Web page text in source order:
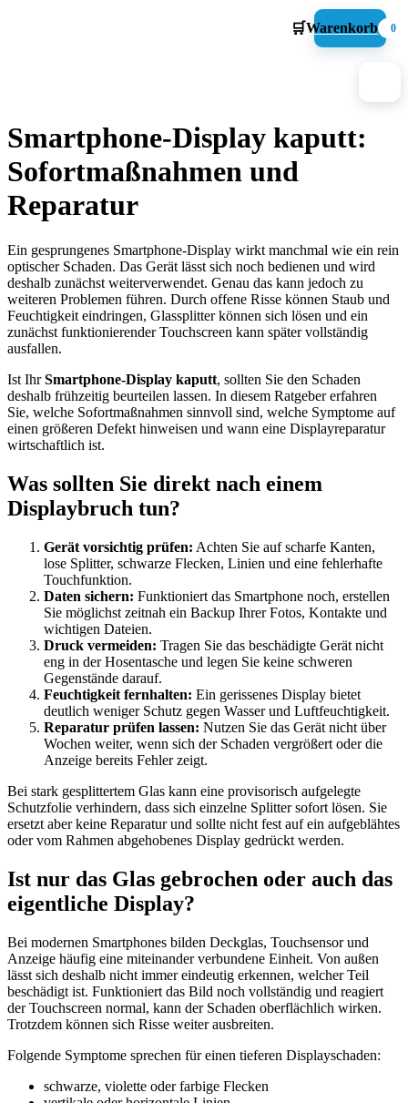
🛒Warenkorb 0
Smartphone-Display kaputt:
Sofortmaßnahmen und
Reparatur
Ein gesprungenes Smartphone-Display wirkt manchmal wie ein rein
optischer Schaden. Das Gerät lässt sich noch bedienen und wird
deshalb zunächst weiterverwendet. Genau das kann jedoch zu
weiteren Problemen führen. Durch offene Risse können Staub und
Feuchtigkeit eindringen, Glassplitter können sich lösen und ein
zunächst funktionierender Touchscreen kann später vollständig
ausfallen.
Ist IhrSmartphone-Display kaputt, sollten Sie den Schaden
deshalb frühzeitig beurteilen lassen. In diesem Ratgeber erfahren
Sie, welche Sofortmaßnahmen sinnvoll sind, welche Symptome auf
einen größeren Defekt hinweisen und wann eine Displayreparatur
wirtschaftlich ist.
Was sollten Sie direkt nach einem
Displaybruch tun?
Gerät vorsichtig prüfen: Achten Sie auf scharfe Kanten,
lose Splitter, schwarze Flecken, Linien und eine fehlerhafte
Touchfunktion.
Daten sichern: Funktioniert das Smartphone noch, erstellen
Sie möglichst zeitnah ein Backup Ihrer Fotos, Kontakte und
wichtigen Dateien.
Druck vermeiden: Tragen Sie das beschädigte Gerät nicht
eng in der Hosentasche und legen Sie keine schweren
Gegenstände darauf.
Feuchtigkeit fernhalten: Ein gerissenes Display bietet
deutlich weniger Schutz gegen Wasser und Luftfeuchtigkeit.
Reparatur prüfen lassen: Nutzen Sie das Gerät nicht über
Wochen weiter, wenn sich der Schaden vergrößert oder die
Anzeige bereits Fehler zeigt.
Bei stark gesplittertem Glas kann eine provisorisch aufgelegte
Schutzfolie verhindern, dass sich einzelne Splitter sofort lösen. Sie
ersetzt aber keine Reparatur und sollte nicht fest auf ein aufgeblähtes
oder vom Rahmen abgehobenes Display gedrückt werden.
Ist nur das Glas gebrochen oder auch das
eigentliche Display?
Bei modernen Smartphones bilden Deckglas, Touchsensor und
Anzeige häufig eine miteinander verbundene Einheit. Von außen
lässt sich deshalb nicht immer eindeutig erkennen, welcher Teil
beschädigt ist. Funktioniert das Bild noch vollständig und reagiert
der Touchscreen normal, kann der Schaden oberflächlich wirken.
Trotzdem können sich Risse weiter ausbreiten.
Folgende Symptome sprechen für einen tieferen Displayschaden:
schwarze, violette oder farbige Flecken